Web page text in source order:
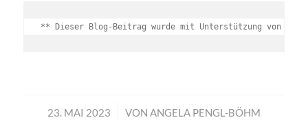
** Dieser Blog-Beitrag wurde mit Unterstützung von
23. MAI 2023
/ VON ANGELA PENGL-BÖHM